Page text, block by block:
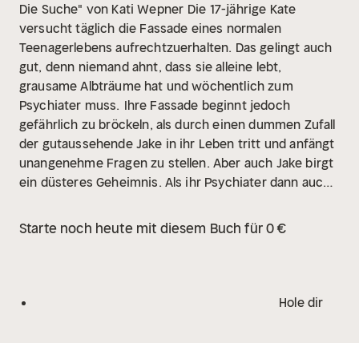
Die Suche" von Kati Wepner Die 17-jährige Kate
versucht täglich die Fassade eines normalen
Teenagerlebens aufrechtzuerhalten. Das gelingt auch
gut, denn niemand ahnt, dass sie alleine lebt,
grausame Albträume hat und wöchentlich zum
Psychiater muss. Ihre Fassade beginnt jedoch
gefährlich zu bröckeln, als durch einen dummen Zufall
der gutaussehende Jake in ihr Leben tritt und anfängt
unangenehme Fragen zu stellen. Aber auch Jake birgt
ein düsteres Geheimnis. Als ihr Psychiater dann auch
auf einmal Kopf. Und auch Jake droht von seiner
immer da auftaucht, wo Kate gerade
Starte noch heute mit diesem Buch für 0 €
Hole dir